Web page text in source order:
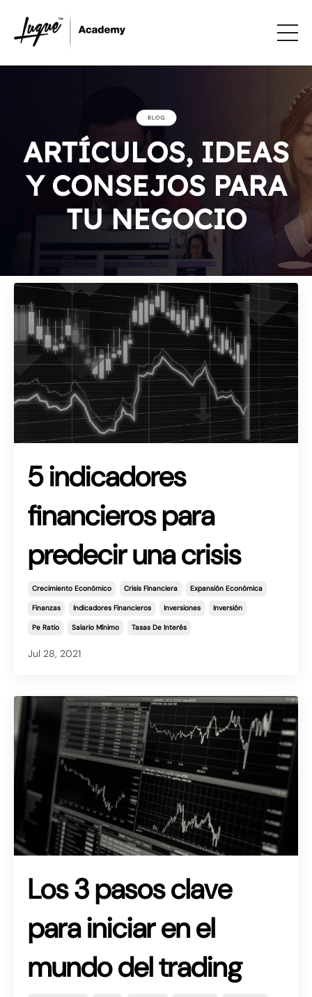
ARTÍCULOS, IDEAS
Y CONSEJOS PARA
TU NEGOCIO
5 indicadores
financieros para
predecir una crisis
Crecimiento Económico Crisis Financiera Expansión Económica
Finanzas Indicadores Financieros Inversiones Inversión
Pe Ratio Salario Mínimo Tasas De Interés
Jul 28, 2021
Los 3 pasos clave
para iniciar en el
mundo del trading